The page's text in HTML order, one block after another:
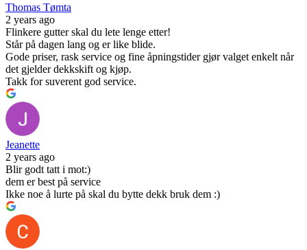
Thomas Tømta
2 years ago
Flinkere gutter skal du lete lenge etter!
Står på dagen lang og er like blide.
Gode priser, rask service og fine åpningstider gjør valget enkelt når
det gjelder dekkskift og kjøp.
Takk for suverent god service.
Jeanette
2 years ago
Blir godt tatt i mot:)
dem er best på service
Ikke noe å lurte på skal du bytte dekk bruk dem :)